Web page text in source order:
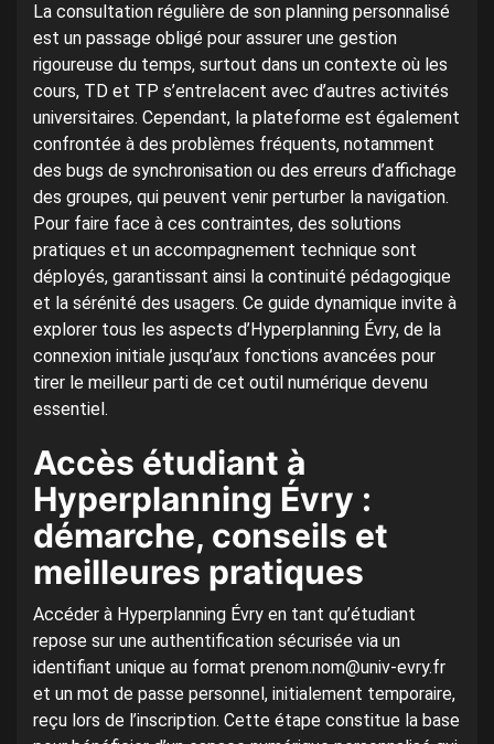
La consultation régulière de son planning personnalisé
est un passage obligé pour assurer une gestion
rigoureuse du temps, surtout dans un contexte où les
cours, TD et TP s’entrelacent avec d’autres activités
universitaires. Cependant, la plateforme est également
confrontée à des problèmes fréquents, notamment
des bugs de synchronisation ou des erreurs d’affichage
des groupes, qui peuvent venir perturber la navigation.
Pour faire face à ces contraintes, des solutions
pratiques et un accompagnement technique sont
déployés, garantissant ainsi la continuité pédagogique
et la sérénité des usagers. Ce guide dynamique invite à
explorer tous les aspects d’Hyperplanning Évry, de la
connexion initiale jusqu’aux fonctions avancées pour
tirer le meilleur parti de cet outil numérique devenu
essentiel.
Accès étudiant à
Hyperplanning Évry :
démarche, conseils et
meilleures pratiques
Accéder à Hyperplanning Évry en tant qu’étudiant
repose sur une authentification sécurisée via un
identifiant unique au format prenom.nom@univ-evry.fr
et un mot de passe personnel, initialement temporaire,
reçu lors de l’inscription. Cette étape constitue la base